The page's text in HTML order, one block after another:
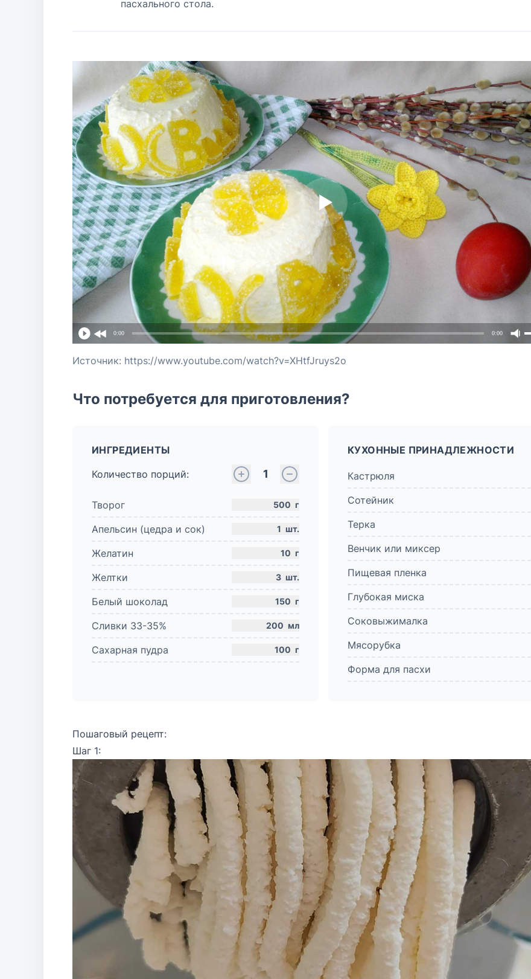
пасхального стола.
0:00 0:00
Источник: https://www.youtube.com/watch?v=XHtfJruys2o
Что потребуется для приготовления?
ИНГРЕДИЕНТЫ
Количество порций:
1
Творог 500 г
Апельсин (цедра и сок) 1 шт.
Желатин 10 г
Желтки 3 шт.
Белый шоколад 150 г
Сливки 33-35% 200 мл
Сахарная пудра 100 г
КУХОННЫЕ ПРИНАДЛЕЖНОСТИ
Кастрюля
Сотейник
Терка
Венчик или миксер
Пищевая пленка
Глубокая миска
Соковыжималка
Мясорубка
Форма для пасхи
Пошаговый рецепт:
Шаг 1: